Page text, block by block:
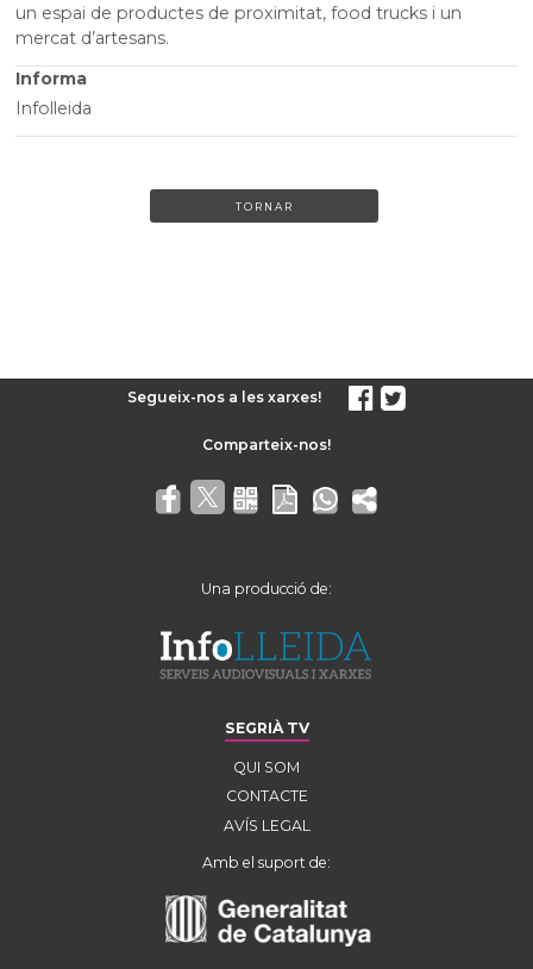
un espai de productes de proximitat, food trucks i un
mercat d’artesans.
Informa
Infolleida
TORNAR
Segueix-nos a les xarxes!
Una producció de:
SEGRIÀ TV
QUI SOM
CONTACTE
AVÍS LEGAL
Amb el suport de: